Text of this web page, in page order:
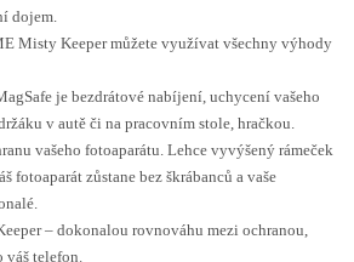
dojem.
Misty Keeper můžete využívat všechny výhody
je bezdrátové nabíjení, uchycení vašeho
v autě či na pracovním stole, hračkou.
vašeho fotoaparátu. Lehce vyvýšený rámeček
fotoaparát zůstane bez škrábanců a vaše
– dokonalou rovnováhu mezi ochranou,
váš telefon.